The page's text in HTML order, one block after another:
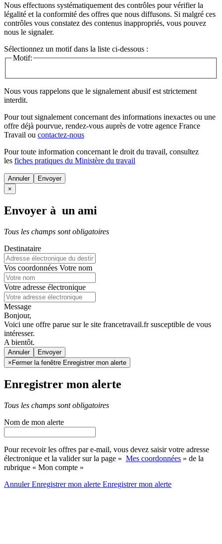
Nous effectuons systématiquement des contrôles pour vérifier la
légalité et la conformité des offres que nous diffusons. Si malgré ces
contrôles vous constatez des contenus inappropriés, vous pouvez
nous le signaler.
Sélectionnez un motif dans la liste ci-dessous :
Motif:
Nous vous rappelons que le signalement abusif est strictement
interdit.
Pour tout signalement concernant des informations inexactes ou une
offre déjà pourvue, rendez-vous auprès de votre agence France
Travail ou contactez-nous
Pour toute information concernant le droit du travail, consultez
les fiches pratiques du Ministère du travail
Annuler
×
Envoyer à un ami
Tous les champs sont obligatoires
Destinataire
Vos coordonnées Votre nom
Votre adresse électronique
Message
Bonjour,
Voici une offre parue sur le site francetravail.fr susceptible de vous
intéresser.
A bientôt.
Annuler
× Fermer la fenêtre Enregistrer mon alerte
Enregistrer mon alerte
Tous les champs sont obligatoires
Nom de mon alerte
Pour recevoir les offres par e-mail, vous devez saisir votre adresse
électronique et la valider sur la page « Mes coordonnées » de la
rubrique « Mon compte »
AnnulerEnregistrer mon alerte Enregistrermon alerte